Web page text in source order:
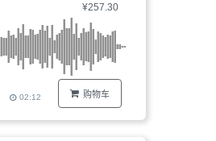
¥257.30
购物车
02:12